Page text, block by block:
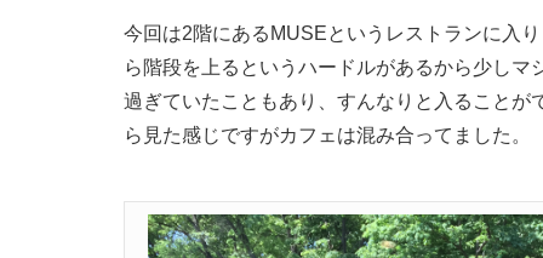
今回は2階にあるMUSEというレストランに入
ら階段を上るというハードルがあるから少し
過ぎていたこともあり、すんなりと入ること
ら見た感じですがカフェは混み合ってました。